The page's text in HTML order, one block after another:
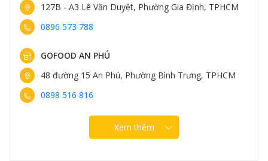
127B - A3 Lê Văn Duyệt, Phường Gia Định, TPHCM
0896 573 788
GOFOOD AN PHÚ
48 đường 15 An Phú, Phường Bình Trưng, TPHCM
0898 516 816
Xem thêm